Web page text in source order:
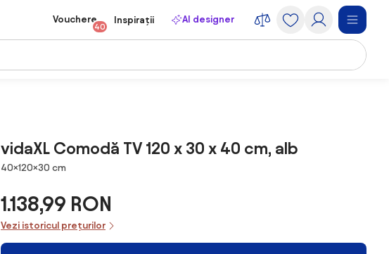
Vouchere
40
Inspirații AI designer
vidaXL Comodă TV 120 x 30 x 40 cm, alb
Dimensiuni
40×120×30 cm
1.138,99 RON
Vezi istoricul prețurilor